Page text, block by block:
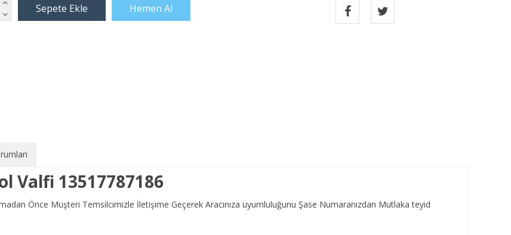
Valfi 13517787186
Önce Müşteri Temsilcimizle İletişime Geçerek Aracınıza uyumluluğunu Şase Numaranızdan Mutlaka teyid